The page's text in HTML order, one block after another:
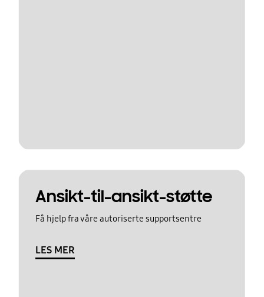
Ansikt-til-ansikt-støtte
Få hjelp fra våre autoriserte supportsentre
LES MER